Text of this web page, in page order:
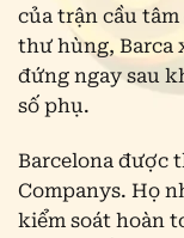
của trận cầu
thư hùng, Barca
đứng ngay sau
số phụ.
Barcelona được
Companys. Họ
kiểm soát hoàn